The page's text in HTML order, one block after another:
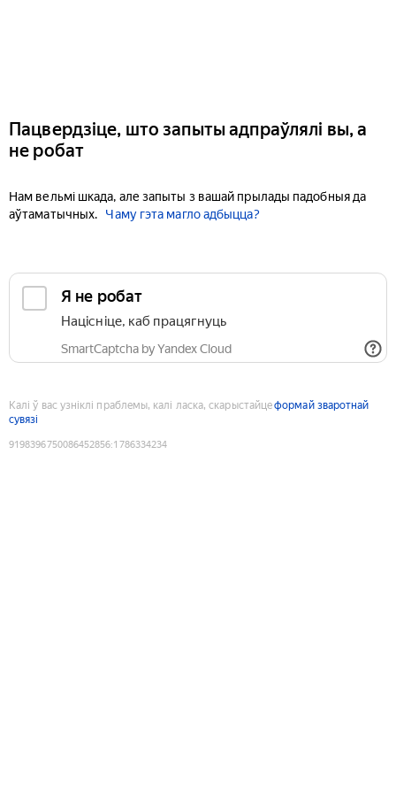
Пацвердзіце, што запыты адпраўлялі вы, а
не робат
Нам вельмі шкада, але запыты з вашай прылады падобныя да
аўтаматычных.
Чаму гэта магло адбыцца?
Я не робат
Націсніце, каб працягнуць
SmartCaptcha by Yandex Cloud
Калі ў вас узніклі праблемы, калі ласка, скарыстайцеформай зваротнай
сувязі
9198396750086452856:1786334234